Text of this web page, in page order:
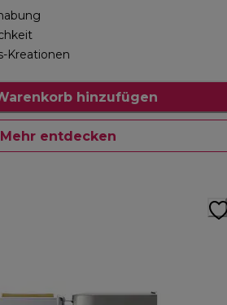
Kreationen
hinzufügen
Mehr entdecken